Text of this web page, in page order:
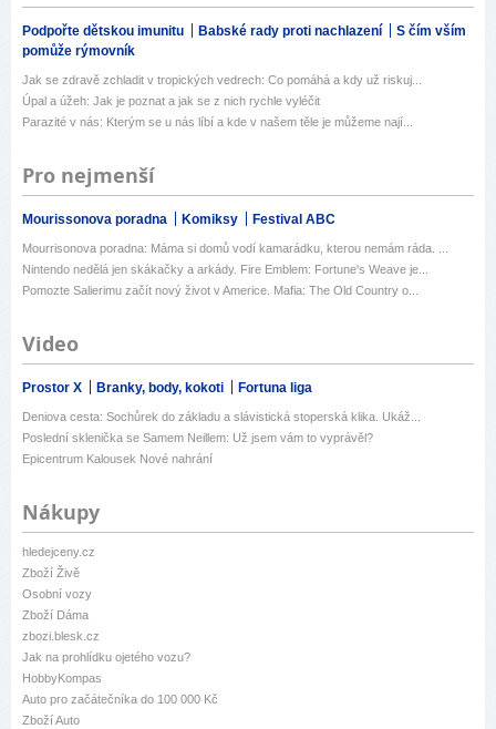
Podpořte dětskou imunitu Babské rady proti nachlazení
S čím vším
pomůže rýmovník
Jak se zdravě zchladit v tropických vedrech: Co pomáhá a kdy už riskuj...
Úpal a úžeh: Jak je poznat a jak se z nich rychle vyléčit
Parazité v nás: Kterým se u nás líbí a kde v našem těle je můžeme nají...
Pro nejmenší
Mourissonova poradna Komiksy Festival ABC
Mourrisonova poradna: Máma si domů vodí kamarádku, kterou nemám ráda. ...
Nintendo nedělá jen skákačky a arkády. Fire Emblem: Fortune's Weave je...
Pomozte Salierimu začít nový život v Americe. Mafia: The Old Country o...
Video
Prostor X Branky, body, kokoti Fortuna liga
Deniova cesta: Sochůrek do základu a slávistická stoperská klika. Ukáž...
Poslední sklenička se Samem Neillem: Už jsem vám to vyprávěl?
Epicentrum Kalousek Nové nahrání
Nákupy
hledejceny.cz
Zboží Živě
Osobní vozy
Zboží Dáma
zbozi.blesk.cz
Jak na prohlídku ojetého vozu?
HobbyKompas
Auto pro začátečníka do 100 000 Kč
Zboží Auto